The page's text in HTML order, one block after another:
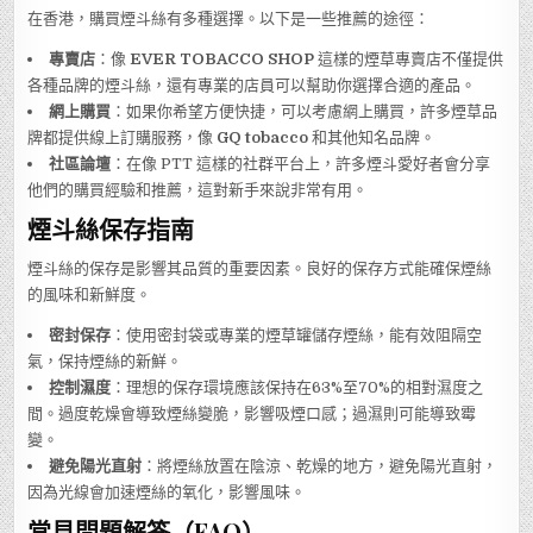
在香港，購買煙斗絲有多種選擇。以下是一些推薦的途徑：
專賣店 ：像EVER TOBACCO SHOP 這樣的煙草專賣店不僅提供
各種品牌的煙斗絲，還有專業的店員可以幫助你選擇合適的產品。
網上購買 ：如果你希望方便快捷，可以考慮網上購買，許多煙草品
牌都提供線上訂購服務，像 GQ tobacco 和其他知名品牌。
社區論壇 ：在像 PTT 這樣的社群平台上，許多煙斗愛好者會分享
他們的購買經驗和推薦，這對新手來說非常有用。
煙斗絲保存指南
煙斗絲的保存是影響其品質的重要因素。良好的保存方式能確保煙絲
的風味和新鮮度。
密封保存 ：使用密封袋或專業的煙草罐儲存煙絲，能有效阻隔空
氣，保持煙絲的新鮮。
控制濕度 ：理想的保存環境應該保持在63%至70%的相對濕度之
間。過度乾燥會導致煙絲變脆，影響吸煙口感；過濕則可能導致霉
變。
避免陽光直射 ：將煙絲放置在陰涼、乾燥的地方，避免陽光直射，
因為光線會加速煙絲的氧化，影響風味。